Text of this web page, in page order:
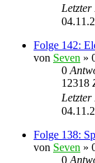
Folge 142:
von Seven »
0
12318
Folge 138:
von Seven »
0